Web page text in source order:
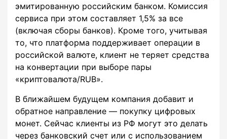
эмитированную российским банком. Комиссия
сервиса при этом составляет 1,5% за все
(включая сборы банков). Кроме того, учитывая
то, что платформа поддерживает операции в
российской валюте, клиент не теряет средства
на конвертации при выборе пары
«криптовалюта/RUB».
В ближайшем будущем компания добавит и
обратное направление — покупку цифровых
монет. Сейчас клиенты из РФ могут это делать
через банковский счет или с использованием